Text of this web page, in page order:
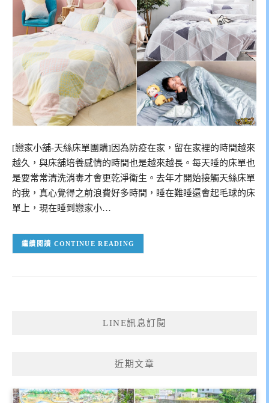
[戀家小舖-天絲床單團購]因為防疫在家，留在家裡的時間越來
越久，與床舖培養感情的時間也是越來越長。每天睡的床單也
是要常常清洗消毒才會更乾淨衛生。去年才開始接觸天絲床單
的我，真心覺得之前浪費好多時間，睡在難睡還會起毛球的床
單上，現在睡到戀家小…
CONTINUE READING
LINE訊息訂閱
近期文章